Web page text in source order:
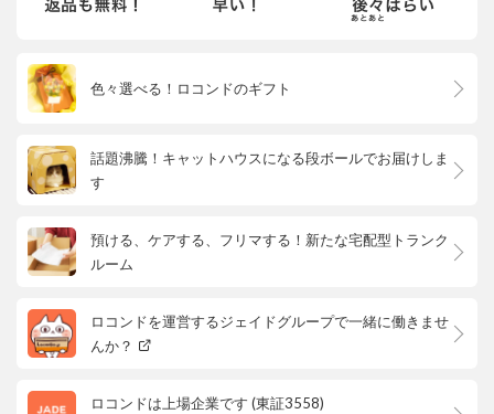
色々選べる！ロコンドのギフト
話題沸騰！キャットハウスになる段ボールでお届けしま
す
預ける、ケアする、フリマする！新たな宅配型トランク
ルーム
ロコンドを運営するジェイドグループで一緒に働きませ
んか？
ロコンドは上場企業です (東証3558)